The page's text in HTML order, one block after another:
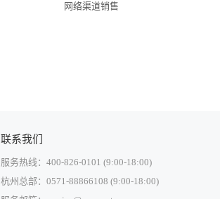
网络渠道销售
联系我们
服务热线：400-826-0101 (9:00-18:00)
杭州总部：0571-88866108 (9:00-18:00)